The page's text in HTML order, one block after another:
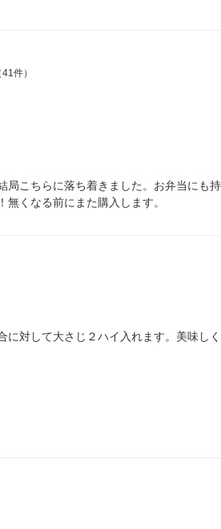
41件）
局こちらに落ち着きました。お弁当にも
くなる前にまた購入します。
対して大さじ２ハイ入れます。美味し